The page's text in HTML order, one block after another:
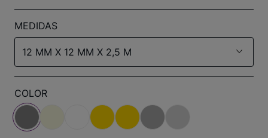
MEDIDAS
12 MM X 12 MM X 2,5 M
COLOR